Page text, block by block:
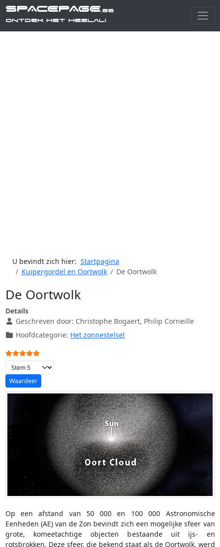
SPACEPAGE.be
Ontdek het heelal!
U bevindt zich hier: Startpagina
Kuipergordel en Oortwolk
De Oortwolk
De Oortwolk
Details
Geschreven door: Christophe Bogaert, Philip Corneille
Hoofdcategorie: Het zonnestelsel
Gebruikerswaardering:
Voeg waardering toe
Op een afstand van 50 000 en 100 000 Astronomische
Eenheden (AE) van de Zon bevindt zich een mogelijke sfeer van
grote, komeetachtige objecten bestaande uit ijs- en
rotsbrokken. Deze sfeer, die bekend staat als de Oortwolk, werd